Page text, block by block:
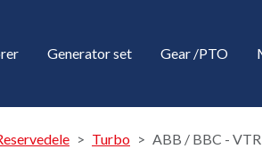
Generator set Gear /PTO
Turbo ABB / BBC -